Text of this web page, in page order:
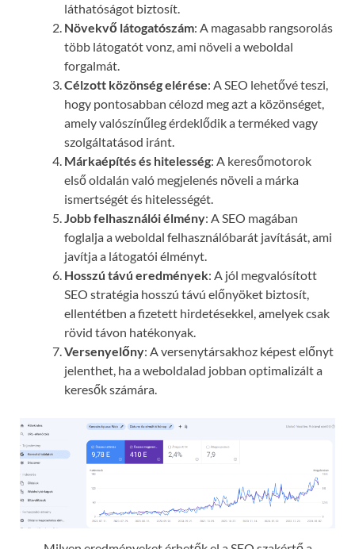
láthatóságot biztosít.
Növekvő látogatószám: A magasabb rangsorolás
több látogatót vonz, ami növeli a weboldal
forgalmát.
Célzott közönség elérése: A SEO lehetővé teszi,
hogy pontosabban célozd meg azt a közönséget,
amely valószínűleg érdeklődik a terméked vagy
szolgáltatásod iránt.
Márkaépítés és hitelesség: A keresőmotorok
első oldalán való megjelenés növeli a márka
ismertségét és hitelességét.
Jobb felhasználói élmény: A SEO magában
foglalja a weboldal felhasználóbarát javítását, ami
javítja a látogatói élményt.
Hosszú távú eredmények: A jól megvalósított
SEO stratégia hosszú távú előnyöket biztosít,
ellentétben a fizetett hirdetésekkel, amelyek csak
rövid távon hatékonyak.
Versenyelőny: A versenytársakhoz képest előnyt
jelenthet, ha a weboldalad jobban optimalizált a
keresők számára.